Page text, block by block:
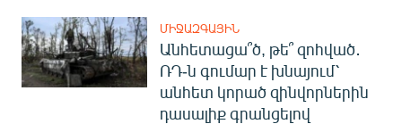
ՏՏ ԵՒ ԻՆՏԵՐՆԵՏ
ԿՈՐՈՆԱՎԻՐՈՒՍ
ԱՐԽԻՎ
ՄԻՋԱԶԳԱՅԻՆ
Անհետացա՞ծ, թե՞ զոհված․
ՌԴ-ն գումար է խնայում՝
անհետ կորած զինվորներին
դասալիք գրանցելով